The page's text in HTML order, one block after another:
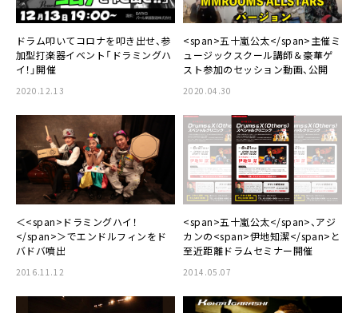
ドラム叩いてコロナを叩き出せ、参
加型打楽器イベント「ドラミングハ
イ！」開催
2020.12.13
<span>五十嵐公太</span>主催ミ
ュージックスクール講師＆豪華ゲ
スト参加のセッション動画、公開
2020.04.30
＜<span>ドラミングハイ！
</span>＞でエンドルフィンをド
バドバ噴出
2016.11.12
<span>五十嵐公太</span>、アジ
カンの<span>伊地知潔</span>と
至近距離ドラムセミナー開催
2014.05.07